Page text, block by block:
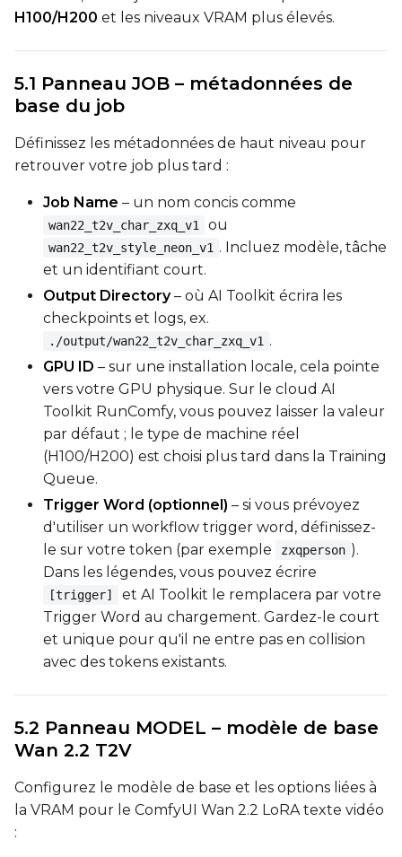
H100/H200 et les niveaux VRAM plus élevés.
5.1 Panneau JOB – métadonnées de
base du job
Définissez les métadonnées de haut niveau pour
retrouver votre job plus tard :
Job Name – un nom concis comme
wan22_t2v_char_zxq_v1 ou
wan22_t2v_style_neon_v1 . Incluez modèle, tâche
et un identifiant court.
Output Directory– où AI Toolkit écrira les
checkpoints et logs, ex.
./output/wan22_t2v_char_zxq_v1 .
GPU ID – sur une installation locale, cela pointe
vers votre GPU physique. Sur le cloud AI
Toolkit RunComfy, vous pouvez laisser la valeur
par défaut ; le type de machine réel
(H100/H200) est choisi plus tard dans la Training
Queue.
Trigger Word (optionnel) – si vous prévoyez
d'utiliser un workflow trigger word, définissez-
le sur votre token (par exemple
zxqperson ).
Dans les légendes, vous pouvez écrire
[trigger]
et AI Toolkit le remplacera par votre
Trigger Word au chargement. Gardez-le court
et unique pour qu'il ne entre pas en collision
avec des tokens existants.
5.2 Panneau MODEL – modèle de base
Wan 2.2 T2V
Configurez le modèle de base et les options liées à
la VRAM pour le ComfyUI Wan 2.2 LoRA texte vidéo
: